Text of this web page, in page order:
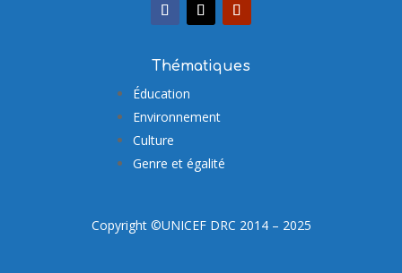
Thématiques
Éducation
Environnement
Culture
Genre et égalité
Copyright ©UNICEF DRC 2014 – 2025